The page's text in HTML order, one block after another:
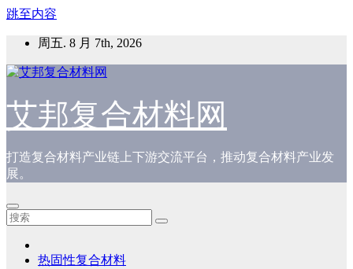
跳至内容
周五. 8 月 7th, 2026
艾邦复合材料网
打造复合材料产业链上下游交流平台，推动复合材料产业发
展。
热固性复合材料